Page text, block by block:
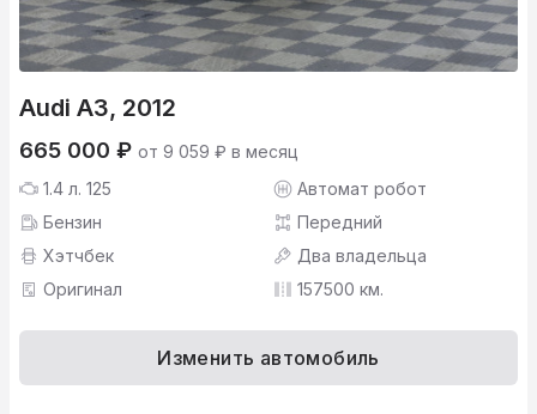
Audi A3, 2012
665 000 ₽ от 9 059 ₽ в месяц
1.4 л. 125
Автомат робот
Бензин
Передний
Хэтчбек
Два владельца
Оригинал
157500 км.
Изменить автомобиль